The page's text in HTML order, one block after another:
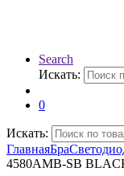
Search
Искать:
0
Искать:
ГлавнаяБра
4580AMB-SB